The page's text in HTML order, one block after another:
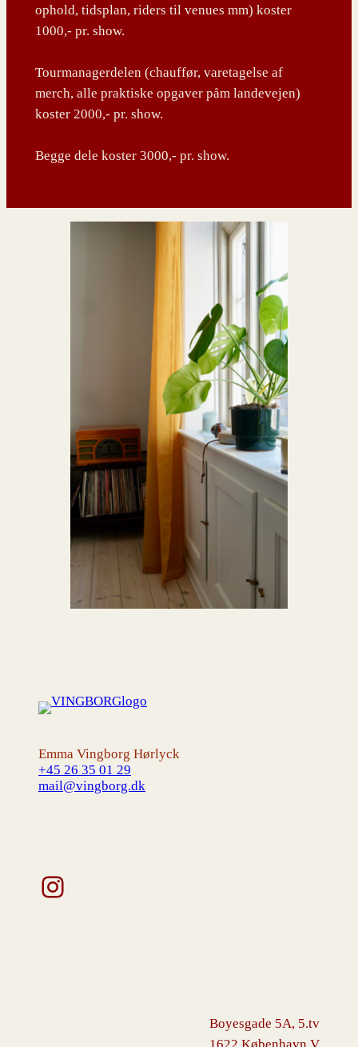
ophold, tidsplan, riders til venues mm) koster
1000,- pr. show.
Tourmanagerdelen (chauffør, varetagelse af
merch, alle praktiske opgaver påm landevejen)
koster 2000,- pr. show.
Begge dele koster 3000,- pr. show.
Emma Vingborg Hørlyck
+45 26 35 01 29
mail@vingborg.dk
Instagram
Boyesgade 5A, 5.tv
1622 København V